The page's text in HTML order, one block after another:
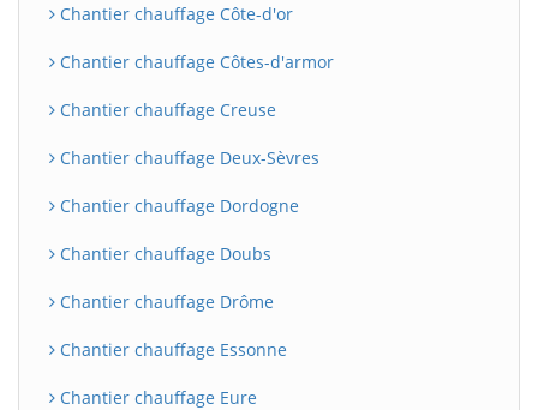
Chantier chauffage Côte-d'or
Chantier chauffage Côtes-d'armor
Chantier chauffage Creuse
Chantier chauffage Deux-Sèvres
Chantier chauffage Dordogne
Chantier chauffage Doubs
Chantier chauffage Drôme
Chantier chauffage Essonne
Chantier chauffage Eure